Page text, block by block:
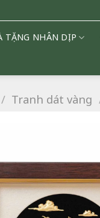
TẶNG NHÂN DỊP
/ Tranh dát vàng